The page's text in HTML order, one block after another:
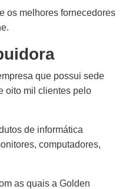
os melhores fornecedores
que possui sede
oito mil clientes pelo
de informática
computadores,
as quais a Golden